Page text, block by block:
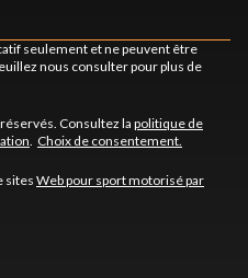
seulement et ne peuvent être
nous consulter pour plus de
Consultez la politique de
. Choix de consentement.
sitesWeb pour sport motorisé par